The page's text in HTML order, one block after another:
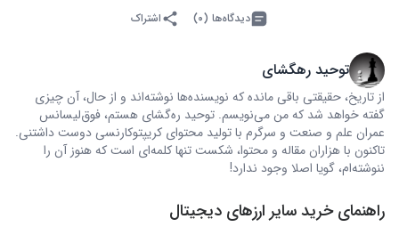
دیدگاه‌ها (۰) اشتراک
توحید رهگشای
از تاریخ، حقیقتی باقی مانده که نویسنده‌ها نوشته‌اند و از حال، آن چیزی
گفته خواهد شد که من می‌نویسم. توحید ره‌گشای هستم، فوق‌لیسانس
عمران علم و صنعت و سرگرم با تولید محتوای کریپتوکارنسی دوست داشتنی.
تاکنون با هزاران مقاله و محتوا، شکست تنها کلمه‌ای است که هنوز آن را
ننوشته‌ام، گویا اصلا وجود ندارد!
راهنمای خرید سایر ارزهای دیجیتال